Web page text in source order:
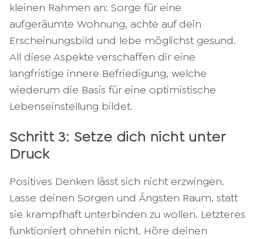
kleinen Rahmen an: Sorge für eine
aufgeräumte Wohnung, achte auf dein
Erscheinungsbild und lebe möglichst gesund.
All diese Aspekte verschaffen dir eine
langfristige innere Befriedigung, welche
wiederum die Basis für eine optimistische
Lebenseinstellung bildet.
Schritt 3: Setze dich nicht unter
Druck
Positives Denken lässt sich nicht erzwingen.
Lasse deinen Sorgen und Ängsten Raum, statt
sie krampfhaft unterbinden zu wollen. Letzteres
funktioniert ohnehin nicht. Höre deinen